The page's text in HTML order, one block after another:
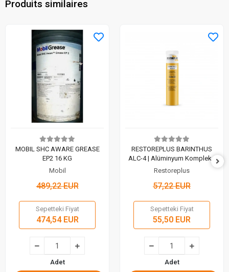
Produits similaires
MOBIL SHC AWARE GREASE
EP2 16 KG
Mobil
489,22 EUR
Sepetteki Fiyat
474,54 EUR
Adet
RESTOREPLUS BARINTHUS
ALC-4 | Alüminyum Kompleks
Gres (400 Gr)
Restoreplus
57,22 EUR
Sepetteki Fiyat
55,50 EUR
Adet